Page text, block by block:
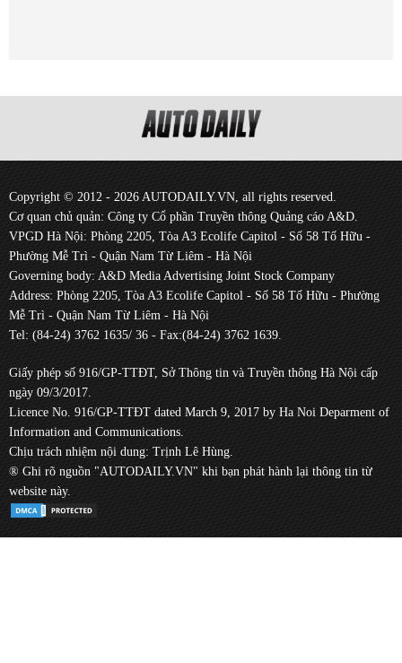
Copyright © 2012 - 2026 AUTODAILY.VN, all rights reserved.
Cơ quan chủ quản: Công ty Cổ phần Truyền thông Quảng cáo A&D.
VPGD Hà Nội: Phòng 2205, Tòa A3 Ecolife Capitol - Số 58 Tố Hữu -
Phường Mễ Trì - Quận Nam Từ Liêm - Hà Nội
Governing body: A&D Media Advertising Joint Stock Company
Address: Phòng 2205, Tòa A3 Ecolife Capitol - Số 58 Tố Hữu - Phường
Mễ Trì - Quận Nam Từ Liêm - Hà Nội
Tel: (84-24) 3762 1635/ 36 - Fax:(84-24) 3762 1639.
Giấy phép số 916/GP-TTĐT, Sở Thông tin và Truyền thông Hà Nội cấp
ngày 09/3/2017.
Licence No. 916/GP-TTĐT dated March 9, 2017 by Ha Noi Deparment of
Information and Communications.
Chịu trách nhiệm nội dung: Trịnh Lê Hùng.
® Ghi rõ nguồn "AUTODAILY.VN" khi bạn phát hành lại thông tin từ
website này.